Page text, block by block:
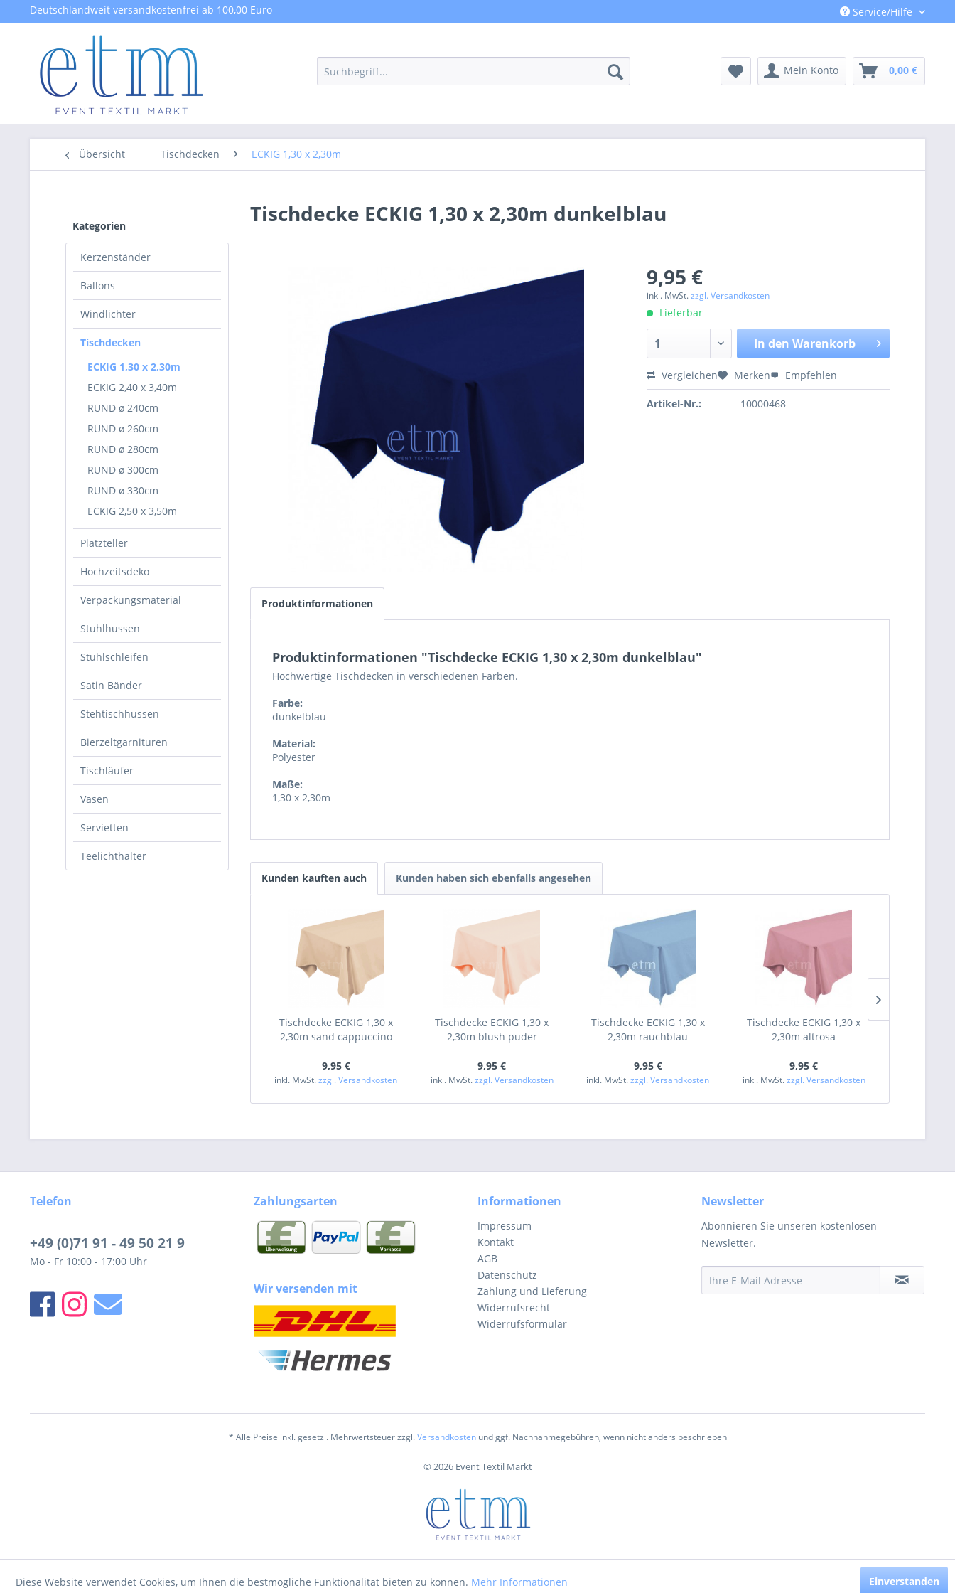
Deutschlandweit versandkostenfrei ab 100,00 Euro Service/Hilfe
Mein Konto 0,00 €
Übersicht Tischdecken ECKIG 1,30 x 2,30m
Kategorien
Kerzenständer
Ballons
Windlichter
Tischdecken
ECKIG 1,30 x 2,30m
ECKIG 2,40 x 3,40m
RUND ø 240cm
RUND ø 260cm
RUND ø 280cm
RUND ø 300cm
RUND ø 330cm
ECKIG 2,50 x 3,50m
Platzteller
Hochzeitsdeko
Verpackungsmaterial
Stuhlhussen
Stuhlschleifen
Satin Bänder
Stehtischhussen
Bierzeltgarnituren
Tischläufer
Vasen
Servietten
Teelichthalter
Tischdecke ECKIG 1,30 x 2,30m dunkelblau
9,95 €
inkl. MwSt.zzgl. Versandkosten
Lieferbar
In den Warenkorb
Vergleichen Merken Empfehlen
Artikel-Nr.: 10000468
Produktinformationen
Produktinformationen "Tischdecke ECKIG 1,30 x 2,30m dunkelblau"
Hochwertige Tischdecken in verschiedenen Farben.
Farbe:
dunkelblau
Material:
Polyester
Maße:
1,30 x 2,30m
Kunden kauften auch Kunden haben sich ebenfalls angesehen
Tischdecke ECKIG 1,30 x
2,30m sand cappuccino
9,95 €
inkl. MwSt.zzgl. Versandkosten
Tischdecke ECKIG 1,30 x
2,30m blush puder
9,95 €
inkl. MwSt.zzgl. Versandkosten
Tischdecke ECKIG 1,30 x
2,30m rauchblau
9,95 €
inkl. MwSt.zzgl. Versandkosten
Tischdecke ECKIG 1,30 x
2,30m altrosa
9,95 €
inkl. MwSt.zzgl. Versandkosten
Telefon
+49 (0)71 91 - 49 50 21 9
Mo - Fr 10:00 - 17:00 Uhr
Zahlungsarten
Wir versenden mit
Informationen
Impressum
Kontakt
AGB
Datenschutz
Zahlung und Lieferung
Widerrufsrecht
Widerrufsformular
Newsletter
Abonnieren Sie unseren kostenlosen
Newsletter.
* Alle Preise inkl. gesetzl. Mehrwertsteuer zzgl.Versandkostenund ggf. Nachnahmegebühren, wenn nicht anders beschrieben
© 2026 Event Textil Markt
Diese Website verwendet Cookies, um Ihnen die bestmögliche Funktionalität bieten zu können. Mehr Informationen Einverstanden